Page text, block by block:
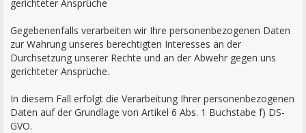
gerichteter Ansprüche
Gegebenenfalls verarbeiten wir Ihre personenbezogenen Daten
zur Wahrung unseres berechtigten Interesses an der
Durchsetzung unserer Rechte und an der Abwehr gegen uns
gerichteter Ansprüche.
In diesem Fall erfolgt die Verarbeitung Ihrer personenbezogenen
Daten auf der Grundlage von Artikel 6 Abs. 1 Buchstabe f) DS-
GVO.